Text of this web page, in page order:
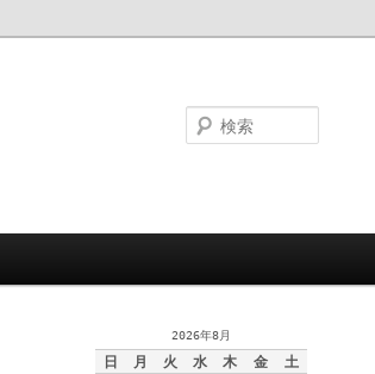
2026年8月
日 月 火 水 木 金 土